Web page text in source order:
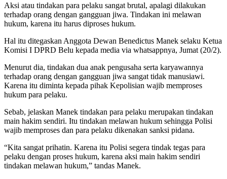
Aksi atau tindakan para pelaku sangat brutal, apalagi dilakukan
terhadap orang dengan gangguan jiwa. Tindakan ini melawan
hukum, karena itu harus diproses hukum.
Hal itu ditegaskan Anggota Dewan Benedictus Manek selaku Ketua
Komisi I DPRD Belu kepada media via whatsappnya, Jumat (20/2).
Menurut dia, tindakan dua anak pengusaha serta karyawannya
terhadap orang dengan gangguan jiwa sangat tidak manusiawi.
Karena itu diminta kepada pihak Kepolisian wajib memproses
hukum para pelaku.
Sebab, jelaskan Manek tindakan para pelaku merupakan tindakan
main hakim sendiri. Itu tindakan melawan hukum sehingga Polisi
wajib memproses dan para pelaku dikenakan sanksi pidana.
“Kita sangat prihatin. Karena itu Polisi segera tindak tegas para
pelaku dengan proses hukum, karena aksi main hakim sendiri
tindakan melawan hukum,” tandas Manek.